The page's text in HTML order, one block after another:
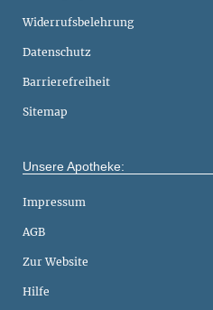
Widerrufsbelehrung
Datenschutz
Barrierefreiheit
Sitemap
Unsere Apotheke:
Impressum
AGB
Zur Website
Hilfe